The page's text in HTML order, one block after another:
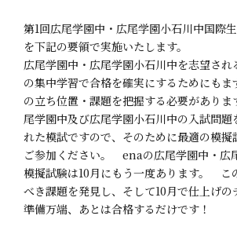
第1回広尾学園中・広尾学園小石川中国際
を下記の要領で実施いたします。
広尾学園中・広尾学園小石川中を志望され
の集中学習で合格を確実にするためにも
の立ち位置・課題を把握する必要があり
尾学園中及び広尾学園小石川中の入試問題
れた模試ですので、そのために最適の模
ご参加ください。 enaの広尾学園中・広
模擬試験は10月にもう一度あります。 こ
べき課題を発見し、そして10月で仕上げ
準備万端、あとは合格するだけです！